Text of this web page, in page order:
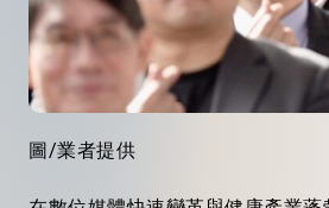
圖/業者提供